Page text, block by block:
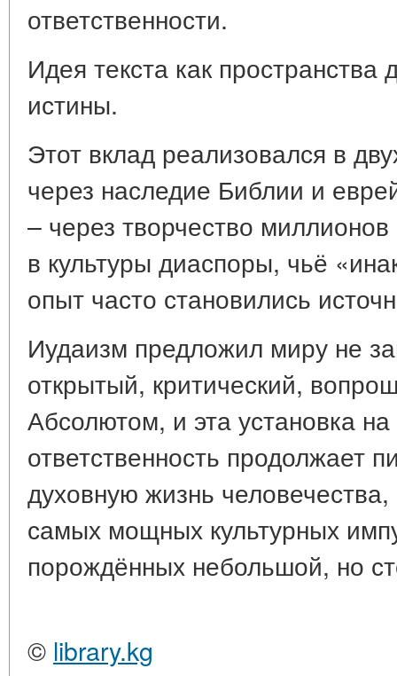
ответственности.
Идея текста как пространства
истины.
Этот вклад реализовался в
через наследие Библии и
– через творчество
в культуры диаспоры, чьё
опыт часто становились
Иудаизм предложил миру не
открытый, критический,
Абсолютом, и эта установка
ответственность продолжает
духовную жизнь
самых мощных культурных
порождённых небольшой, но
© library.kg